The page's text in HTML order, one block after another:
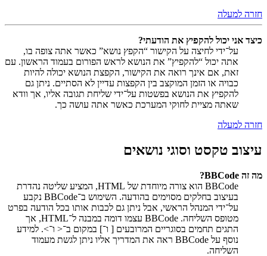
חזרה למעלה
כיצד אני יכול להקפיץ את הודעתי?
על־ידי לחיצה על הקישור “הקפץ נושא” כאשר אתה צופה בו,
אתה יכול “להקפיץ” את הנושא לראש הפורום בעמוד הראשון. עם
זאת, אם אינך רואה את הקישור, הקפצת הנושא יכולה להיות
כבויה או הזמן המוקצב בין הקפצות עדיין לא הסתיים. ניתן גם
להקפיץ את הנושא בפשטות על־ידי שליחת תגובה אליו, אך וודא
שאתה מציית לחוקי המערכת כאשר אתה עושה כך.
חזרה למעלה
עיצוב טקסט וסוגי נושאים
מה זה BBCode?
BBCode הוא צורה מיוחדת של HTML, המציע שליטה נהדרת
בעיצוב בחלקים מסוימים בהודעה. השימוש ב־BBCode נקבע
על־ידי המנהל הראשי, אבל ניתן גם לכבות אותו בכל הודעה בפרט
מטופס השליחה. BBCode עצמו דומה במבנה ל־HTML, אך
התגים תחמים בסוגריים המרובעים [ ו־] במקום ב־< ו־>. למידע
נוסף על BBCode ראה את המדריך אליו ניתן לגשת מעמוד
השליחה.